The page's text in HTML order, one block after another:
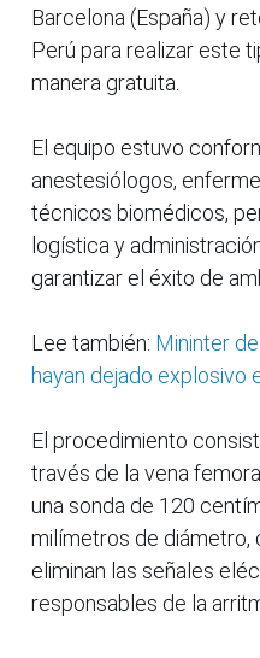
Barcelona (España) y
Perú para realizar este
manera gratuita.
El equipo estuvo
anestesiólogos,
técnicos biomédicos,
logística y
garantizar el éxito de
Lee también: Mininter
hayan dejado explosivo
El procedimiento
través de la vena
una sonda de 120
milímetros de diámetro,
eliminan las señales
responsables de la